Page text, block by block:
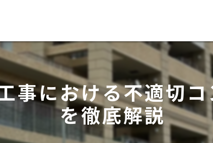
事における不適切
を徹底解説